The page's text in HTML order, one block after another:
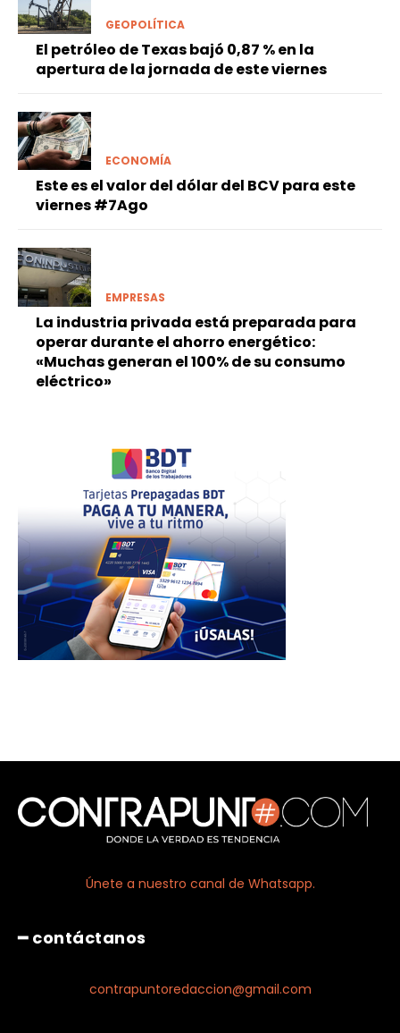
GEOPOLÍTICA
El petróleo de Texas bajó 0,87 % en la
apertura de la jornada de este viernes
ECONOMÍA
Este es el valor del dólar del BCV para este
viernes #7Ago
EMPRESAS
La industria privada está preparada para
operar durante el ahorro energético:
«Muchas generan el 100% de su consumo
eléctrico»
Únete a nuestro canal de Whatsapp.
━ contáctanos
contrapuntoredaccion@gmail.com